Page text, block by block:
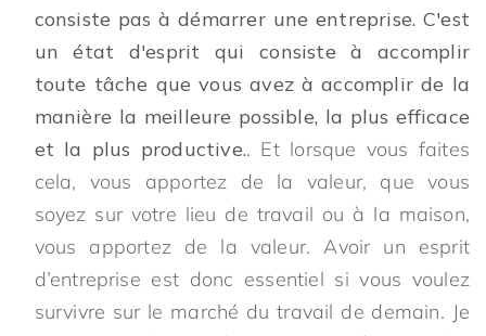
consiste pas à démarrer une entreprise. C'est
un état d'esprit qui consiste à accomplir
toute tâche que vous avez à accomplir de la
manière la meilleure possible, la plus efficace
et la plus productive.. Et lorsque vous faites
cela, vous apportez de la valeur, que vous
soyez sur votre lieu de travail ou à la maison,
vous apportez de la valeur. Avoir un esprit
d’entreprise est donc essentiel si vous voulez
survivre sur le marché du travail de demain. Je